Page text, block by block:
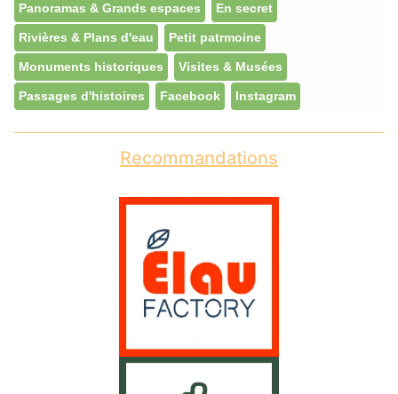
Panoramas & Grands espaces En secret
Rivières & Plans d'eau Petit patrmoine
Monuments historiques Visites & Musées
Passages d'histoires Facebook Instagram
Recommandations